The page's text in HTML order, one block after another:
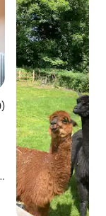
件、5つ星中4.98つ